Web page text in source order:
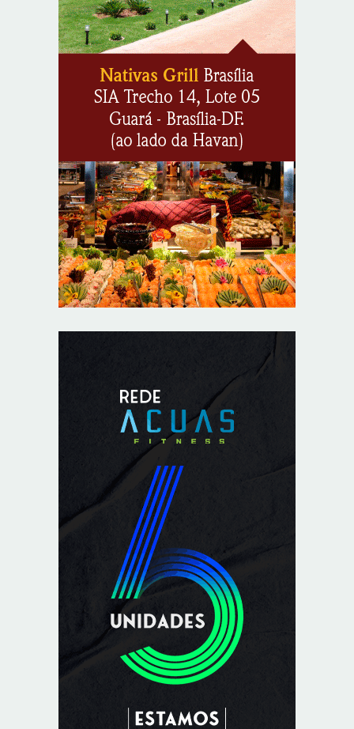
Unidade oferece atendimento especializado a crianças
e adolescentes vítimas de violência sexual no DF
Planaltina terá reforço de ônibus para a 6ª Feira
Nacional da Uva e do Vinho
Endereços em Planaltina terão o fornecimento de
energia interrompido nesta quinta-feira (6)
Lactário do Hospital de Base garante alimentação
segura e personalizada aos pacientes
Agosto Lilás reforça orientação sobre direitos e canais
de proteção às mulheres
Anvisa propõe atualizar as normas da propaganda de
PL quer assegurar direito ao voto de agentes de
Sala de Concerto, da Rádio MEC, celebra Radamés
Gnattali nesta sexta (7)